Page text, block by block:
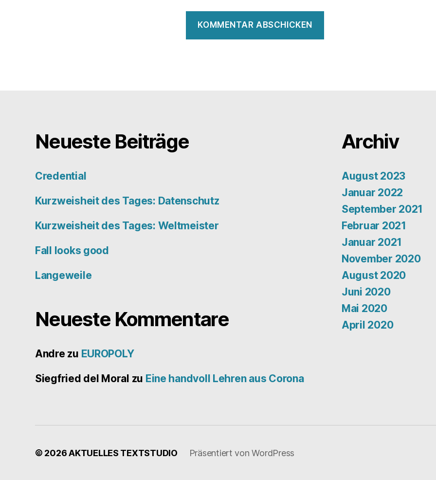
Neueste Beiträge
Credential
Kurzweisheit des Tages: Datenschutz
Kurzweisheit des Tages: Weltmeister
Fall looks good
Langeweile
Neueste Kommentare
Andre zu EUROPOLY
Siegfried del Moral zu Eine handvoll Lehren aus Corona
Archiv
August 2023
Januar 2022
September 2021
Februar 2021
Januar 2021
November 2020
August 2020
Juni 2020
Mai 2020
April 2020
© 2026AKTUELLES TEXTSTUDIO Präsentiert von WordPress